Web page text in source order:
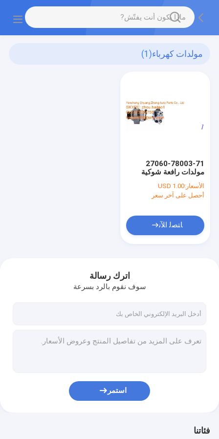
مولدات كهرباء(1)
27060-78003-71
مولدات رافعة شوكية
الأسعار:USD 1.00
أحصل على آخر سعر
ﺎﺘﺼﻟ ﺍﻶﻧ
اترك رسالة
سوف نقوم بالرد بسرعة
استمر
فئاتنا